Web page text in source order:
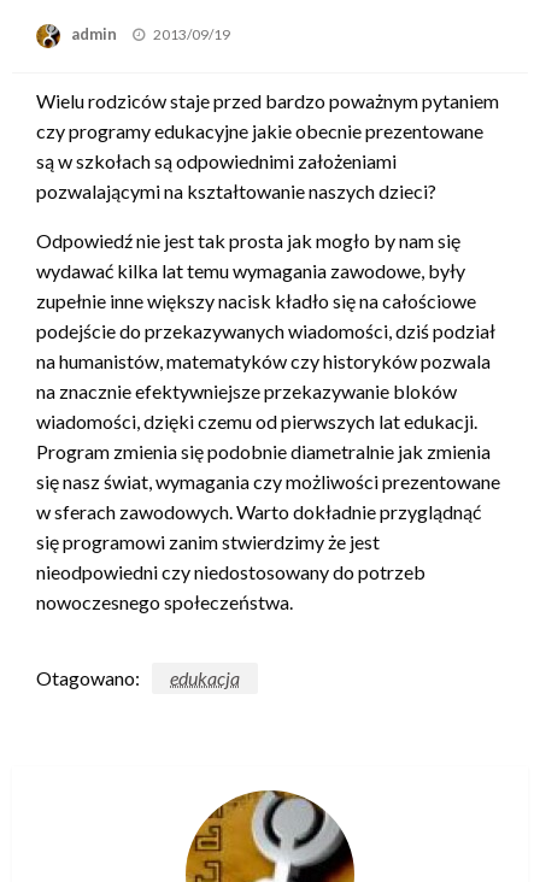
admin
Opublikowane
2013/09/19
Wielu rodziców staje przed bardzo poważnym pytaniem
czy programy edukacyjne jakie obecnie prezentowane
są w szkołach są odpowiednimi założeniami
pozwalającymi na kształtowanie naszych dzieci?
Odpowiedź nie jest tak prosta jak mogło by nam się
wydawać kilka lat temu wymagania zawodowe, były
zupełnie inne większy nacisk kładło się na całościowe
podejście do przekazywanych wiadomości, dziś podział
na humanistów, matematyków czy historyków pozwala
na znacznie efektywniejsze przekazywanie bloków
wiadomości, dzięki czemu od pierwszych lat edukacji.
Program zmienia się podobnie diametralnie jak zmienia
się nasz świat, wymagania czy możliwości prezentowane
w sferach zawodowych. Warto dokładnie przyglądnąć
się programowi zanim stwierdzimy że jest
nieodpowiedni czy niedostosowany do potrzeb
nowoczesnego społeczeństwa.
Otagowano: edukacja